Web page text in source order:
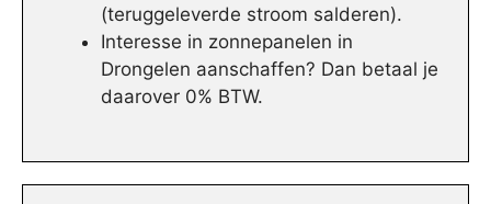
(teruggeleverde stroom salderen).
Interesse in zonnepanelen in
Drongelen aanschaffen? Dan betaal je
daarover 0% BTW.